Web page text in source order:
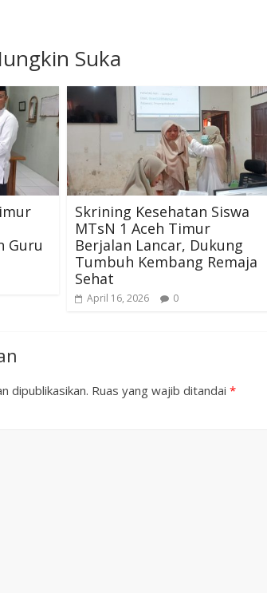
Suka
Guru
Skrining Kesehatan Siswa
MTsN 1 Aceh Timur
Berjalan Lancar, Dukung
Tumbuh Kembang Remaja
Sehat
April 16, 2026 0
dipublikasikan. Ruas yang wajib ditandai *